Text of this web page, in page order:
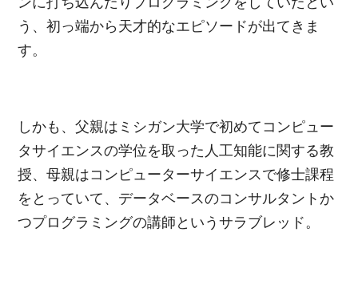
う、初っ端から天才的なエピソードが出てきま
す。
しかも、父親はミシガン大学で初めてコンピュー
タサイエンスの学位を取った人工知能に関する教
授、母親はコンピューターサイエンスで修士課程
をとっていて、データベースのコンサルタントか
つプログラミングの講師というサラブレッド。